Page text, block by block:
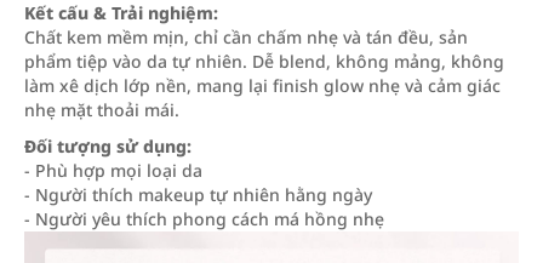
Kết cấu & Trải nghiệm:
Chất kem mềm mịn, chỉ cần chấm nhẹ và tán đều, sản
phẩm tiệp vào da tự nhiên. Dễ blend, không mảng, không
làm xê dịch lớp nền, mang lại finish glow nhẹ và cảm giác
nhẹ mặt thoải mái.
Đối tượng sử dụng:
- Phù hợp mọi loại da
- Người thích makeup tự nhiên hằng ngày
- Người yêu thích phong cách má hồng nhẹ